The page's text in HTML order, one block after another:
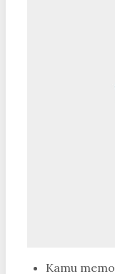
Kamu